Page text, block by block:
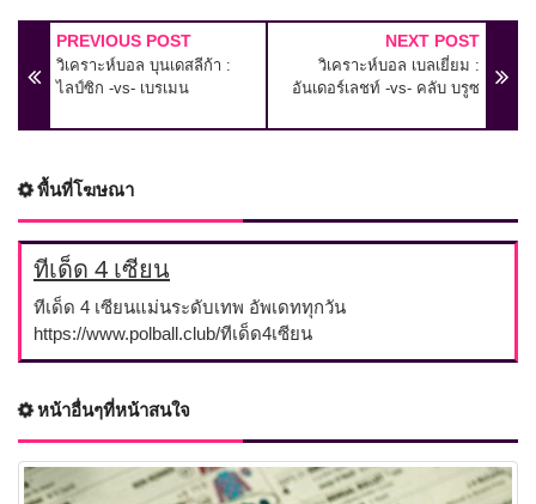
PREVIOUS POST
วิเคราะห์บอล บุนเดสลีก้า :
ไลป์ซิก -vs- เบรเมน
NEXT POST
วิเคราะห์บอล เบลเยี่ยม :
อันเดอร์เลชท์ -vs- คลับ บรูซ
พื้นที่โฆษณา
ทีเด็ด 4 เซียน
ทีเด็ด 4 เซียนแม่นระดับเทพ อัพเดททุกวัน
https://www.polball.club/ทีเด็ด4เซียน
หน้าอื่นๆที่หน้าสนใจ